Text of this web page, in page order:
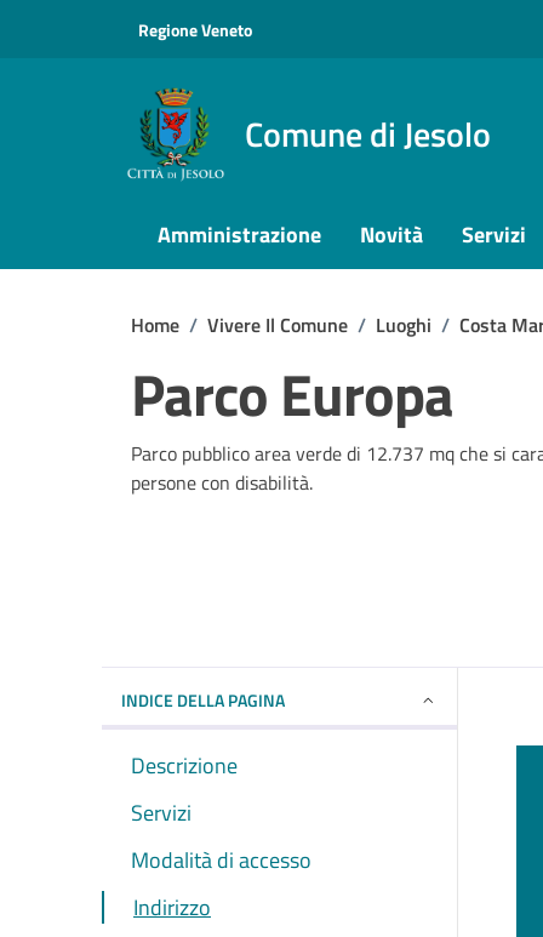
Regione Veneto
Comune di Jesolo
Amministrazione Novità Servizi
Home / Vivere Il Comune / Luoghi / Costa
Parco Europa
Parco pubblico area verde di 12.737 mq che si
persone con disabilità.
INDICE DELLA PAGINA
Descrizione
Servizi
Modalità di accesso
Indirizzo